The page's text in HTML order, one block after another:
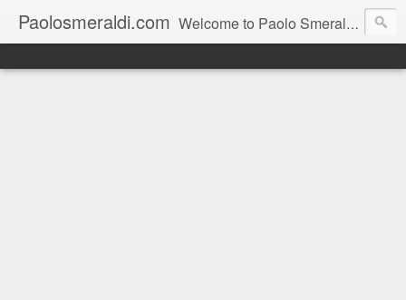
Paolosmeraldi.com Welcome to Paolo Smeraldi's website, online since 2002. Consigliere comunale a Sestri Levante.